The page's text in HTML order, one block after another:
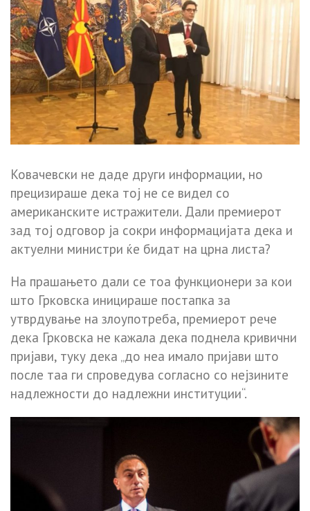
Ковачевски не даде други информации, но
прецизираше дека тој не се видел со
американските истражители. Дали премиерот
зад тој одговор ја сокри информацијата дека и
актуелни министри ќе бидат на црна листа?
На прашањето дали се тоа функционери за кои
што Грковска иницираше постапка за
утврдување на злоупотреба, премиерот рече
дека Грковска не кажала дека поднела кривични
пријави, туку дека „до неа имало пријави што
после таа ги спроведува согласно со нејзините
надлежности до надлежни институции“.